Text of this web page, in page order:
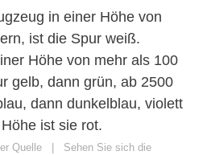
in einer Höhe von
ist die Spur weiß.
Höhe von mehr als 100
gelb, dann grün, ab 2500
dann dunkelblau, violett
ist sie rot.
Quelle | Sehen Sie sich die